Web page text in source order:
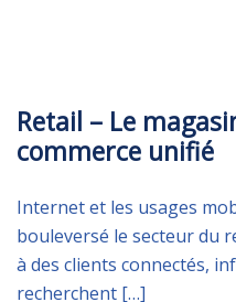
Retail – Le
commerce unifié
Internet et les usages
bouleversé le secteur du
à des clients connectés,
recherchent […]